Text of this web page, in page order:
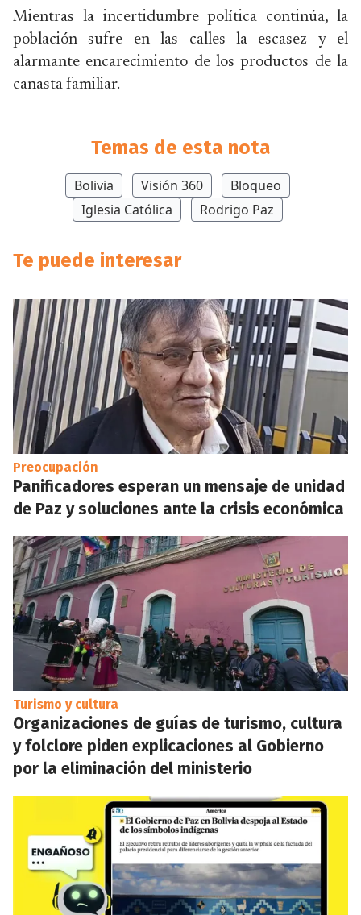
Mientras la incertidumbre política continúa, la
población sufre en las calles la escasez y el
alarmante encarecimiento de los productos de la
canasta familiar.
Temas de esta nota
Bolivia Visión 360
Bloqueo
Iglesia Católica
Rodrigo Paz
Te puede interesar
Preocupación
Panificadores esperan un mensaje de unidad
de Paz y soluciones ante la crisis económica
Turismo y cultura
Organizaciones de guías de turismo, cultura
y folclore piden explicaciones al Gobierno
por la eliminación del ministerio